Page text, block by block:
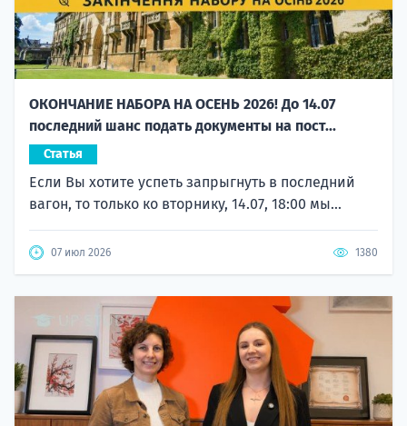
ОКОНЧАНИЕ НАБОРА НА ОСЕНЬ 2026! До 14.07
последний шанс подать документы на пост...
Статья
Если Вы хотите успеть запрыгнуть в последний
вагон, то только ко вторнику, 14.07, 18:00 мы...
07 июл 2026 1380